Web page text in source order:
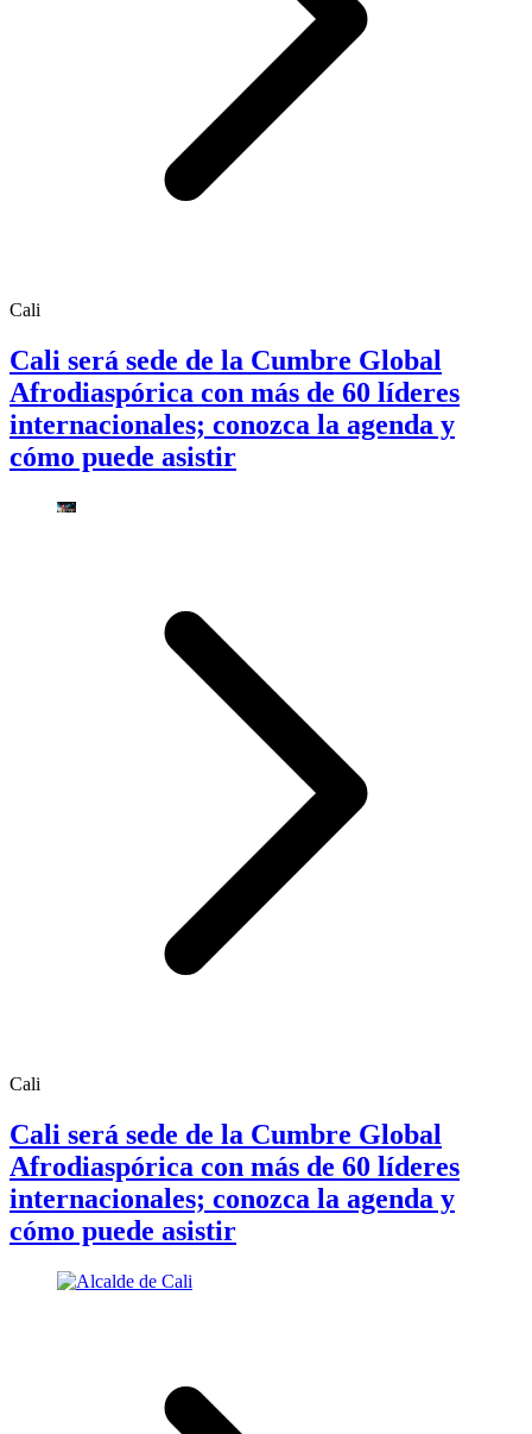
Cali
Cali será sede de la Cumbre Global
Afrodiaspórica con más de 60 líderes
internacionales; conozca la agenda y
cómo puede asistir
Cali
Cali será sede de la Cumbre Global
Afrodiaspórica con más de 60 líderes
internacionales; conozca la agenda y
cómo puede asistir